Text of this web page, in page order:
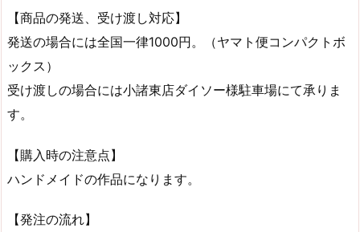
【商品の発送、受け渡し対応】
発送の場合には全国一律1000円。（ヤマト便コンパクトボ
ックス）
受け渡しの場合には小諸東店ダイソー様駐車場にて承りま
す。
【購入時の注意点】
ハンドメイドの作品になります。
【発注の流れ】